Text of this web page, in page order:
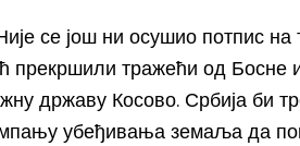
се још ни осушио потпис
прекршили тражећи од Босне
државу Косово. Србија би
убеђивања земаља да